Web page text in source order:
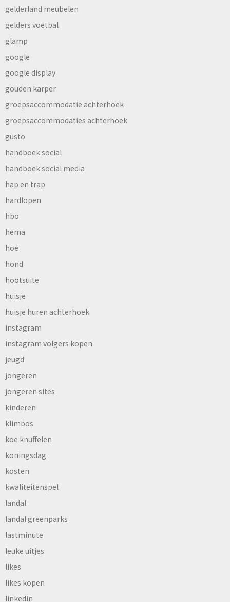
gelderland meubelen
gelders voetbal
glamp
google
google display
gouden karper
groepsaccommodatie achterhoek
groepsaccommodaties achterhoek
gusto
handboek social
handboek social media
hap en trap
hardlopen
hbo
hema
hoe
hond
hootsuite
huisje
huisje huren achterhoek
instagram
instagram volgers kopen
jeugd
jongeren
jongeren sites
kinderen
klimbos
koe knuffelen
koningsdag
kosten
kwaliteitenspel
landal
landal greenparks
lastminute
leuke uitjes
likes
likes kopen
linkedin